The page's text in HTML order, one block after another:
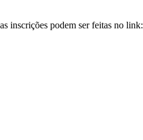
inscrições podem ser feitas no link: